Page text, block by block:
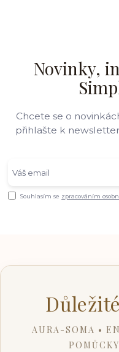
Novinky,
Chcete se o
přihlašte k
Souhlasím se zpracováním
AURA-SOMA •